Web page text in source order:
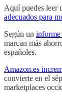
Aquí puedes leer
adecuados para
Según un informe
marcan más
españoles.
Amazon.es
convierte en el
marketplaces